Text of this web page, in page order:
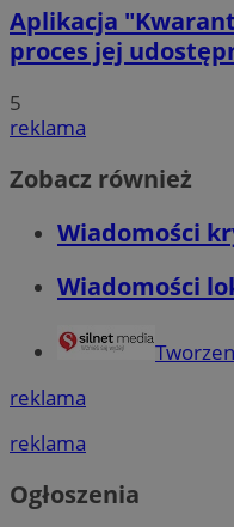
Aplikacja
proces jej
5
reklama
Zobacz również
Wiadomości
Wiadomości
reklama
reklama
Ogłoszenia